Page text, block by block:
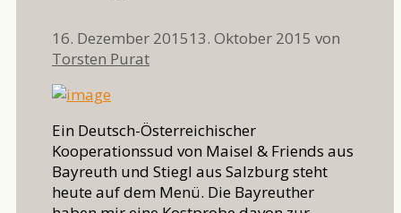
16. Dezember 201513. Oktober 2015 von
Torsten Purat
Ein Deutsch-Österreichischer
Kooperationssud von Maisel & Friends aus
Bayreuth und Stiegl aus Salzburg steht
heute auf dem Menü. Die Bayreuther